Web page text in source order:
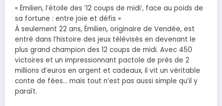
« Émilien, l’étoile des ’12 coups de midi’, face au poids de
sa fortune : entre joie et défis »
À seulement 22 ans, Émilien, originaire de Vendée, est
entré dans l’histoire des jeux télévisés en devenant le
plus grand champion des 12 coups de midi. Avec 450
victoires et un impressionnant pactole de près de 2
millions d’euros en argent et cadeaux, il vit un véritable
conte de fées… mais tout n’est pas aussi simple qu’il y
paraît.